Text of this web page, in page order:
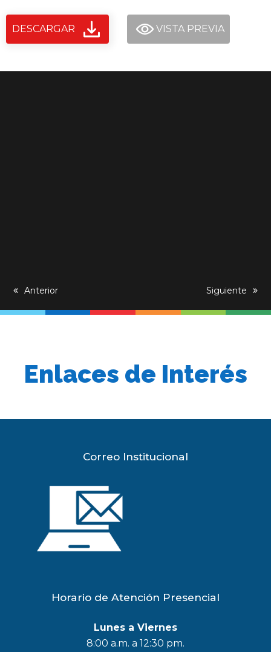
DESCARGAR VISTA PREVIA
previous
Anterior
next
Siguiente
Enlaces de Interés
Correo Institucional
Horario de Atención Presencial
Lunes a Viernes
8:00 a.m. a 12:30 pm.